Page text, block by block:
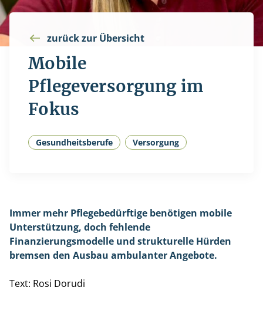
zurück zur Übersicht
Mobile
Pflegeversorgung im
Fokus
Gesundheitsberufe Versorgung
Immer mehr Pflegebedürftige benötigen mobile
Unterstützung, doch fehlende
Finanzierungsmodelle und strukturelle Hürden
bremsen den Ausbau ambulanter Angebote.
Text: Rosi Dorudi